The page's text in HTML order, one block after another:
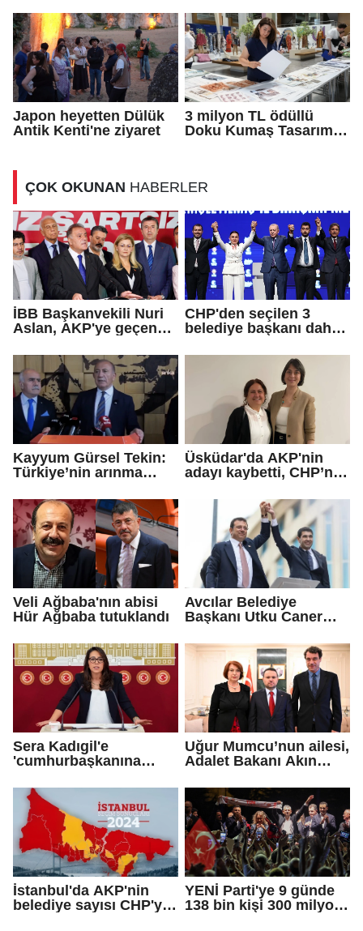
Japon heyetten Dülük
Antik Kenti'ne ziyaret
3 milyon TL ödüllü
Doku Kumaş Tasarım
ÇOK OKUNAN HABERLER
İBB Başkanvekili Nuri
Aslan, AKP'ye geçen
iddialarına yanıt verdi
CHP'den seçilen 3
belediye başkanı daha
Kayyum Gürsel Tekin:
Türkiye’nin arınma
geldiniz...
Üsküdar'da AKP'nin
adayı kaybetti, CHP’nin
Çetinkaya Başkan
Vekili seçildi
Veli Ağbaba'nın abisi
Hür Ağbaba tutuklandı
Avcılar Belediye
Başkanı Utku Caner
kararı
Sera Kadıgil'e
'cumhurbaşkanına
soruşturması
Uğur Mumcu’nun ailesi,
Adalet Bakanı Akın
İstanbul'da AKP'nin
belediye sayısı CHP'yi
YENİ Parti'ye 9 günde
138 bin kişi 300 milyon